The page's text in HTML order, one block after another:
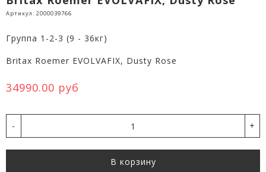
Артикул: 2000039766
Группа 1-2-3 (9 - 36кг)
Britax Roemer EVOLVAFIX, Dusty Rose
34990.00 руб
- +
В корзину